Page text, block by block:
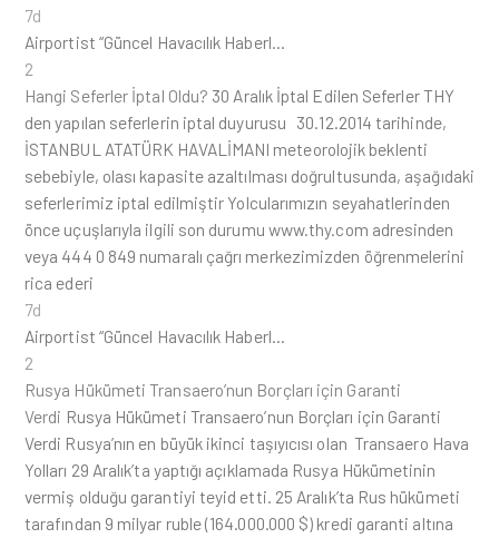
7d
Airportist “Güncel Havacılık Haberl…
2
Hangi Seferler İptal Oldu? 30 Aralık İptal Edilen Seferler THY
den yapılan seferlerin iptal duyurusu 30.12.2014 tarihinde,
İSTANBUL ATATÜRK HAVALİMANI meteorolojik beklenti
sebebiyle, olası kapasite azaltılması doğrultusunda, aşağıdaki
seferlerimiz iptal edilmiştir Yolcularımızın seyahatlerinden
önce uçuşlarıyla ilgili son durumu www.thy.com adresinden
veya 444 0 849 numaralı çağrı merkezimizden öğrenmelerini
rica ederi
7d
Airportist “Güncel Havacılık Haberl…
2
Rusya Hükümeti Transaero’nun Borçları için Garanti
Verdi Rusya Hükümeti Transaero’nun Borçları için Garanti
Verdi Rusya’nın en büyük ikinci taşıyıcısı olan Transaero Hava
Yolları 29 Aralık’ta yaptığı açıklamada Rusya Hükümetinin
vermiş olduğu garantiyi teyid etti. 25 Aralık’ta Rus hükümeti
tarafından 9 milyar ruble (164.000.000 $) kredi garanti altına